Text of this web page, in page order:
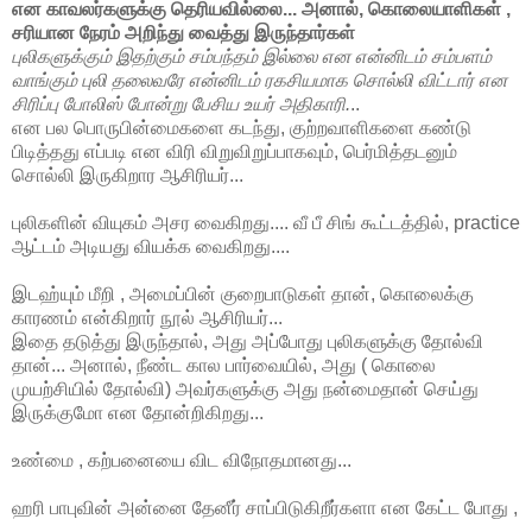
என காவலர்களுக்கு தெரியவில்லை... அனால், கொலையாளிகள் ,
சரியான நேரம் அறிந்து வைத்து இருந்தார்கள்
புலிகளுக்கும் இதற்கும் சம்பந்தம் இல்லை என என்னிடம் சம்பளம்
வாங்கும் புலி தலைவரே என்னிடம் ரகசியமாக சொல்லி விட்டார் என
சிரிப்பு போலிஸ் போன்று பேசிய உயர் அதிகாரி...
என பல பொருபின்மைகளை கடந்து, குற்றவாளிகளை கண்டு
பிடித்தது எப்படி என விரி விறுவிறுப்பாகவும், பெர்மித்தடனும்
சொல்லி இருகிறார ஆசிரியர்...
புலிகளின் வியுகம் அசர வைகிறது.... வீ பீ சிங் கூட்டத்தில், practice
ஆட்டம் அடியது வியக்க வைகிறது....
இடஹ்யும் மீறி , அமைப்பின் குறைபாடுகள் தான், கொலைக்கு
காரணம் என்கிறார் நூல் ஆசிரியர்...
இதை தடுத்து இருந்தால், அது அப்போது புலிகளுக்கு தோல்வி
தான்... அனால், நீண்ட கால பார்வையில், அது ( கொலை
முயற்சியில் தோல்வி) அவர்களுக்கு அது நன்மைதான் செய்து
இருக்குமோ என தோன்றிகிறது...
உண்மை , கற்பனையை விட விநோதமானது...
ஹரி பாபுவின் அன்னை தேனீர் சாப்பிடுகிறீர்களா என கேட்ட போது ,